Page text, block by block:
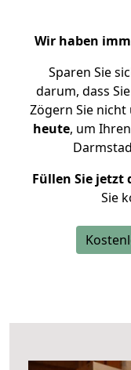
Wir haben
Sparen Sie
darum, dass
Zögern Sie nicht
heute, um
Füllen Sie jetzt
Sie